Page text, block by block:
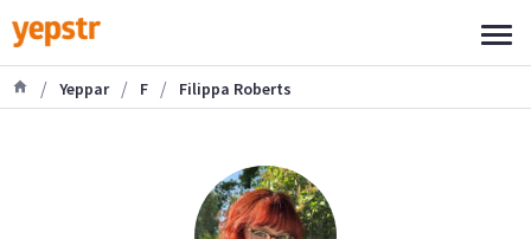
/ Yeppar / F / Filippa Roberts